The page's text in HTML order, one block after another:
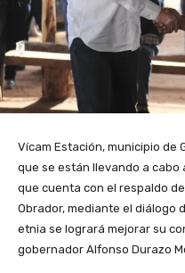
Vícam Estación, municipio de
que se están llevando a cabo
que cuenta con el respaldo
Obrador, mediante el diálogo
etnia se logrará mejorar su
gobernador Alfonso Durazo